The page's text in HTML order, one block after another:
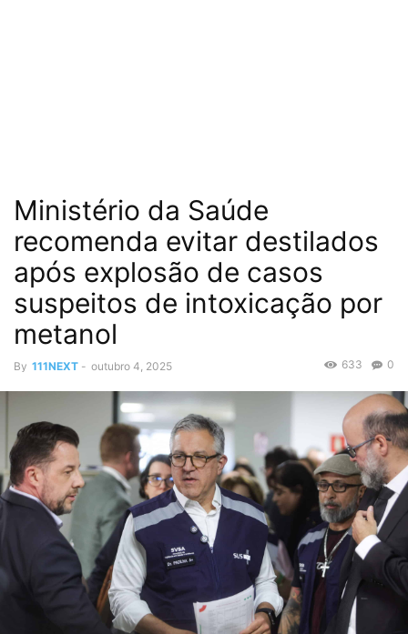
Ministério da Saúde
recomenda evitar destilados
após explosão de casos
suspeitos de intoxicação por
metanol
By 111NEXT - outubro 4, 2025 0
633